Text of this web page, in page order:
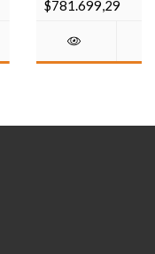
$781.699,29